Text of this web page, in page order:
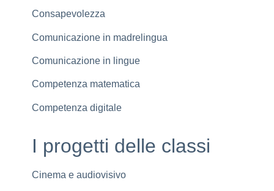
Consapevolezza
Comunicazione in madrelingua
Comunicazione in lingue
Competenza matematica
Competenza digitale
I progetti delle classi
Cinema e audiovisivo